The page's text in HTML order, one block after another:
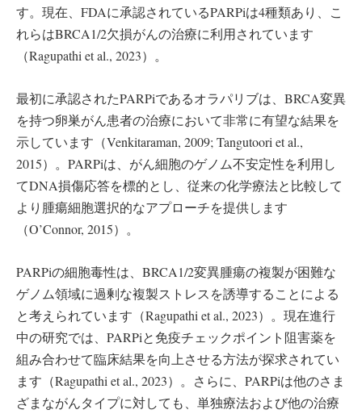
す。現在、FDAに承認されているPARPiは4種類あり、こ
れらはBRCA1/2欠損がんの治療に利用されています
（Ragupathi et al., 2023）。
最初に承認されたPARPiであるオラパリブは、BRCA変異
を持つ卵巣がん患者の治療において非常に有望な結果を
示しています（Venkitaraman, 2009; Tangutoori et al.,
2015）。PARPiは、がん細胞のゲノム不安定性を利用し
てDNA損傷応答を標的とし、従来の化学療法と比較して
より腫瘍細胞選択的なアプローチを提供します
（O’Connor, 2015）。
PARPiの細胞毒性は、BRCA1/2変異腫瘍の複製が困難な
ゲノム領域に過剰な複製ストレスを誘導することによる
と考えられています（Ragupathi et al., 2023）。現在進行
中の研究では、PARPiと免疫チェックポイント阻害薬を
組み合わせて臨床結果を向上させる方法が探求されてい
ます（Ragupathi et al., 2023）。さらに、PARPiは他のさま
ざまながんタイプに対しても、単独療法および他の治療